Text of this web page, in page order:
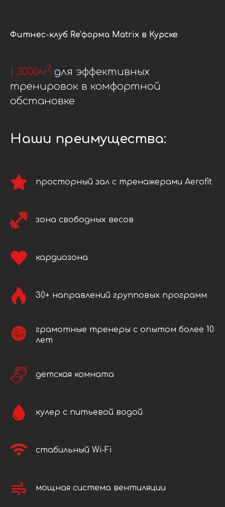
Фитнес-клуб Re'форма Matrix в Курске
| 3000м2 для эффективных
тренировок в комфортной
обстановке
Наши преимущества:
просторный зал с тренажерами Aerofit
зона свободных весов
кардиозона
30+ направлений групповых программ
грамотные тренеры с опытом более 10
лет
детская комната
кулер с питьевой водой
стабильный Wi-Fi
мощная система вентиляции